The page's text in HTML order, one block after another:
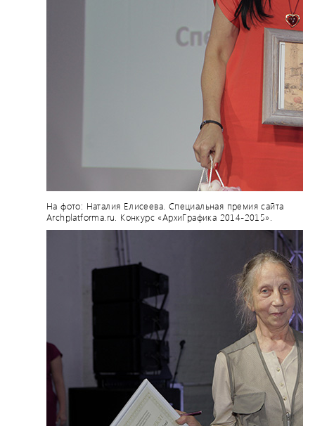
На фото: Наталия Елисеева. Специальная премия сайта
Archplatforma.ru. Конкурс «АрхиГрафика 2014-2015».